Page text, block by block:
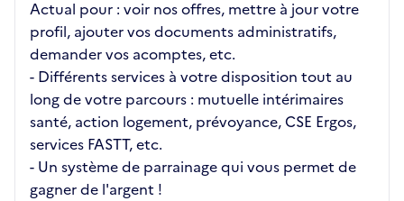
Actual pour : voir nos offres, mettre à jour votre
profil, ajouter vos documents administratifs,
demander vos acomptes, etc.
- Différents services à votre disposition tout au
long de votre parcours : mutuelle intérimaires
santé, action logement, prévoyance, CSE Ergos,
services FASTT, etc.
- Un système de parrainage qui vous permet de
gagner de l'argent !